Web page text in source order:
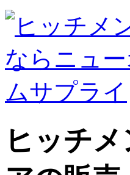
ヒッチ